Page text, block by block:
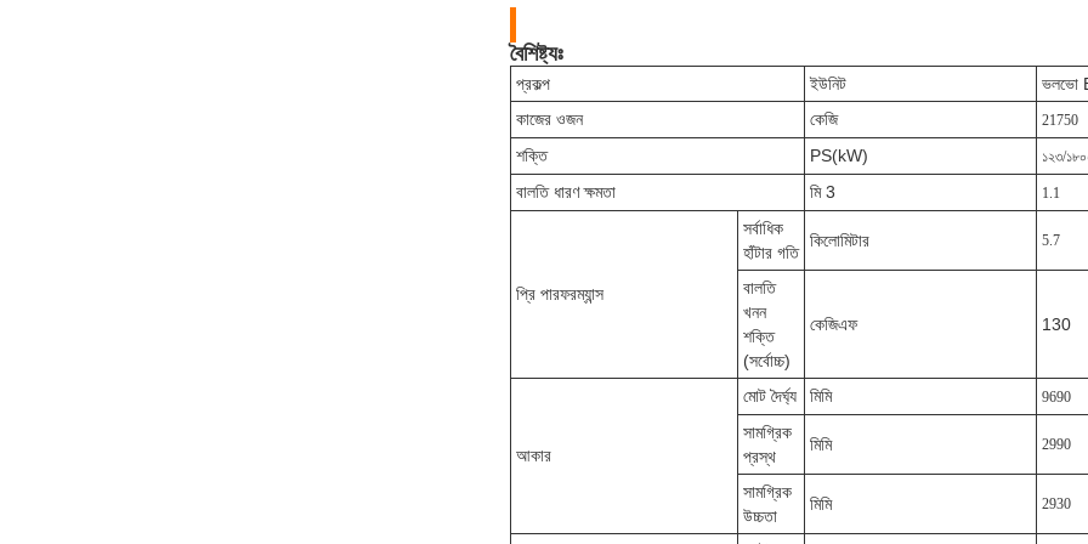
বৈশিষ্ট্যঃ
প্রকল্প ইউনিট
ভলভো
কাজের ওজন
কেজি 21750
শক্তি PS(kW) ১২৩/
বালতি ধারণ ক্ষমতা মি 3 1.1
প্রি পারফরম্যান্স
সর্বাধিক
হাঁটার গতি
কিলোমিটার 5.7
বালতি
খনন
শক্তি
(সর্বোচ্চ)
কেজিএফ 130
আকার
মোট দৈর্ঘ্য মিমি 9690
সামগ্রিক
প্রস্থ
মিমি 2990
সামগ্রিক
উচ্চতা
মিমি 2930